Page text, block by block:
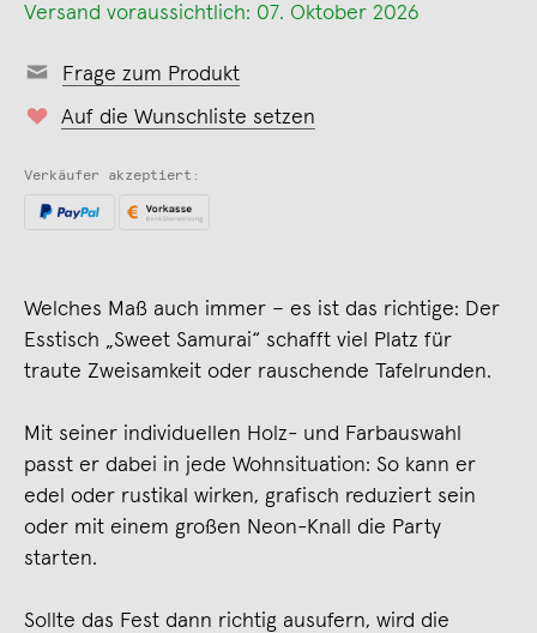
Versand voraussichtlich: 07. Oktober 2026
Frage zum Produkt
Auf die Wunschliste setzen
Verkäufer akzeptiert:
Welches Maß auch immer – es ist das richtige: Der
Esstisch „Sweet Samurai“ schafft viel Platz für
traute Zweisamkeit oder rauschende Tafelrunden.
Mit seiner individuellen Holz- und Farbauswahl
passt er dabei in jede Wohnsituation: So kann er
edel oder rustikal wirken, grafisch reduziert sein
oder mit einem großen Neon-Knall die Party
starten.
Sollte das Fest dann richtig ausufern, wird die